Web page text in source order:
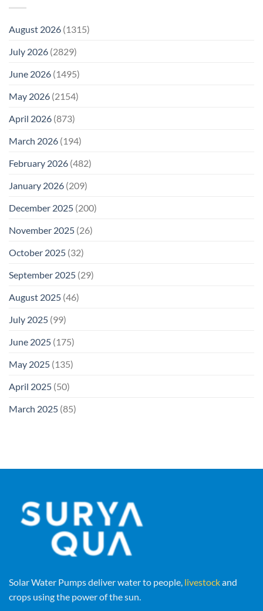
August 2026 (1315)
July 2026 (2829)
June 2026 (1495)
May 2026 (2154)
April 2026 (873)
March 2026 (194)
February 2026 (482)
January 2026 (209)
December 2025 (200)
November 2025 (26)
October 2025 (32)
September 2025 (29)
August 2025 (46)
July 2025 (99)
June 2025 (175)
May 2025 (135)
April 2025 (50)
March 2025 (85)
Solar Water Pumps deliver water to people, livestockand
crops using the power of the sun.